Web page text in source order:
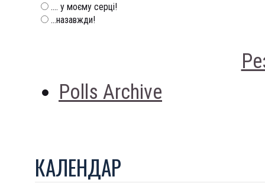
.... у моєму серці!
...назавжди!
Polls Archive
КАЛЕНДАР